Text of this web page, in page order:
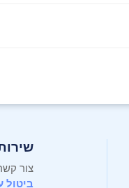
צור
ביטול